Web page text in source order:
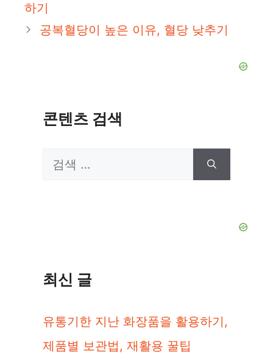
리
하기
공복혈당이 높은 이유, 혈당 낮추기
콘텐츠 검색
검
최신 글
유통기한 지난 화장품을 활용하기,
제품별 보관법, 재활용 꿀팁